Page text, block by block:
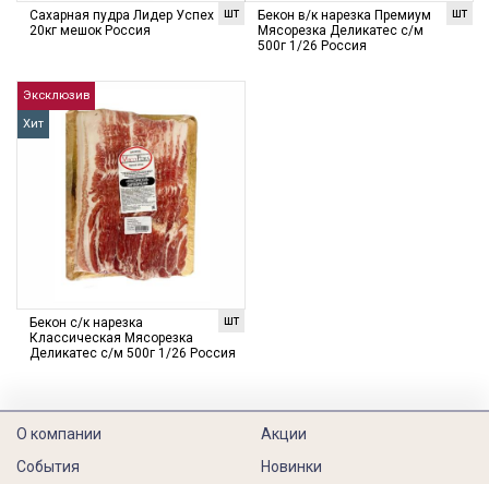
шт
Сахарная пудра Лидер Успех
20кг мешок Россия
шт
Бекон в/к нарезка Премиум
Мясорезка Деликатес с/м
500г 1/26 Россия
Эксклюзив
Хит
шт
Бекон с/к нарезка
Классическая Мясорезка
Деликатес с/м 500г 1/26 Россия
О компании
События
Акции
Новинки